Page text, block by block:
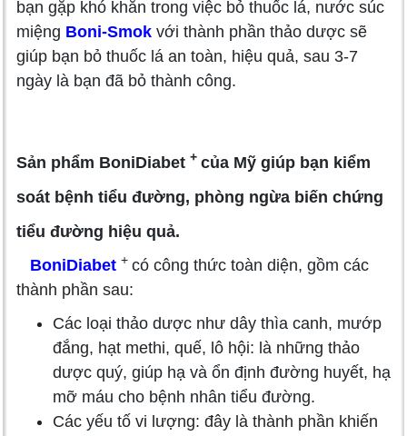
bạn gặp khó khăn trong việc bỏ thuốc lá, nước súc
miệng Boni-Smok với thành phần thảo dược sẽ
giúp bạn bỏ thuốc lá an toàn, hiệu quả, sau 3-7
ngày là bạn đã bỏ thành công.
Sản phẩm BoniDiabet + của Mỹ giúp bạn kiểm
soát bệnh tiểu đường, phòng ngừa biến chứng
tiểu đường hiệu quả.
BoniDiabet + có công thức toàn diện, gồm các
thành phần sau:
Các loại thảo dược như dây thìa canh, mướp
đắng, hạt methi, quế, lô hội: là những thảo
dược quý, giúp hạ và ổn định đường huyết, hạ
mỡ máu cho bệnh nhân tiểu đường.
Các yếu tố vi lượng: đây là thành phần khiến